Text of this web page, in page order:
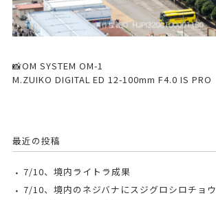
📸OM SYSTEM OM-1
M.ZUIKO DIGITAL ED 12-100mm F4.0 IS PRO
最近の投稿
7/10、境内ライトラ成果
7/10、境内のネジバナにスジグロシロチョウ